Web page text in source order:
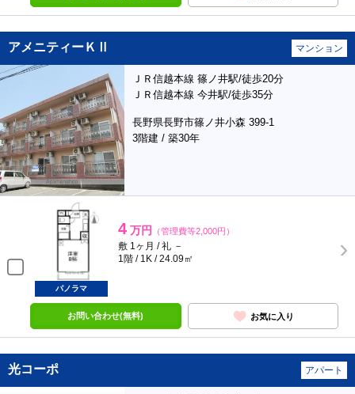
アメニティーＫⅡ マンション
ＪＲ信越本線 篠ノ井駅/徒歩20分
ＪＲ信越本線 今井駅/徒歩35分
長野県長野市篠ノ井小森 399-1
3階建 / 築30年
4 万円 （管理費等2,000円）
敷 1ヶ月 / 礼 －
1階 / 1K / 24.09㎡
パノラマ
お問い合わせ(無料) お気に入り
光コーポ アパート